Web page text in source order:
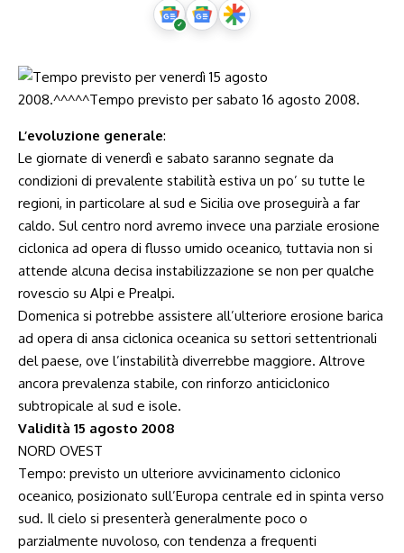
L’evoluzione generale:
Le giornate di venerdì e sabato saranno segnate da
condizioni di prevalente stabilità estiva un po’ su tutte le
regioni, in particolare al sud e Sicilia ove proseguirà a far
caldo. Sul centro nord avremo invece una parziale erosione
ciclonica ad opera di flusso umido oceanico, tuttavia non si
attende alcuna decisa instabilizzazione se non per qualche
rovescio su Alpi e Prealpi.
Domenica si potrebbe assistere all’ulteriore erosione barica
ad opera di ansa ciclonica oceanica su settori settentrionali
del paese, ove l’instabilità diverrebbe maggiore. Altrove
ancora prevalenza stabile, con rinforzo anticiclonico
subtropicale al sud e isole.
Validità 15 agosto 2008
NORD OVEST
Tempo: previsto un ulteriore avvicinamento ciclonico
oceanico, posizionato sull’Europa centrale ed in spinta verso
sud. Il cielo si presenterà generalmente poco o
parzialmente nuvoloso, con tendenza a frequenti